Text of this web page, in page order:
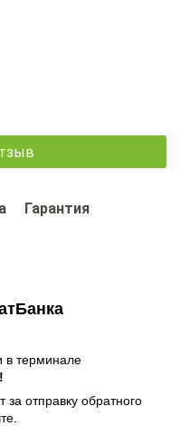
Гарантия
в терминале
за отправку обратного